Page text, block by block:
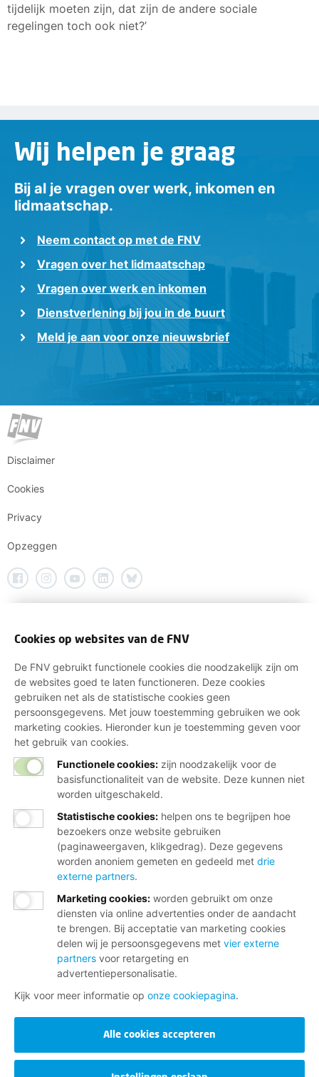
tijdelijk moeten zijn, dat zijn de andere sociale
regelingen toch ook niet?’
Wij helpen je graag
Bij al je vragen over werk, inkomen en
lidmaatschap.
Neem contact op met de FNV
Vragen over het lidmaatschap
Vragen over werk en inkomen
Dienstverlening bij jou in de buurt
Meld je aan voor onze nieuwsbrief
Disclaimer
Cookies
Privacy
Opzeggen
Cookies op websites van de FNV
De FNV gebruikt functionele cookies die noodzakelijk zijn om
de websites goed te laten functioneren. Deze cookies
gebruiken net als de statistische cookies geen
persoonsgegevens. Met jouw toestemming gebruiken we ook
marketing cookies. Hieronder kun je toestemming geven voor
het gebruik van cookies.
Functionele cookies: zijn noodzakelijk voor de
basisfunctionaliteit van de website. Deze kunnen niet
worden uitgeschakeld.
Statistische cookies: helpen ons te begrijpen hoe
bezoekers onze website gebruiken
(paginaweergaven, klikgedrag). Deze gegevens
worden anoniem gemeten en gedeeld met drie
externe partners.
Marketing cookies: worden gebruikt om onze
diensten via online advertenties onder de aandacht
te brengen. Bij acceptatie van marketing cookies
delen wij je persoonsgegevens met vier externe
partners voor retargeting en
advertentiepersonalisatie.
Kijk voor meer informatie op onze cookiepagina.
Alle cookies accepteren